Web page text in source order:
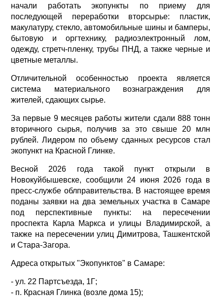
начали работать экопункты по приему для
последующей переработки вторсырье: пластик,
макулатуру, стекло, автомобильные шины и бамперы,
бытовую и оргтехнику, радиоэлектронный лом,
одежду, стретч-пленку, трубы ПНД, а также черные и
цветные металлы.
Отличительной особенностью проекта является
система материального вознаграждения для
жителей, сдающих сырье.
За первые 9 месяцев работы жители сдали 888 тонн
вторичного сырья, получив за это свыше 20 млн
рублей. Лидером по объему сданных ресурсов стал
экопункт на Красной Глинке.
Весной 2026 года такой пункт открыли в
Новокуйбышевске, сообщили 24 июня 2026 года в
пресс-службе облправительства. В настоящее время
поданы заявки на два земельных участка в Самаре
под перспективные пункты: на пересечении
проспекта Карла Маркса и улицы Владимирской, а
также на пересечении улиц Димитрова, Ташкентской
и Стара-Загора.
Адреса открытых "Экопунктов" в Самаре:
- ул. 22 Партсъезда, 1Г;
- п. Красная Глинка (возле дома 15);